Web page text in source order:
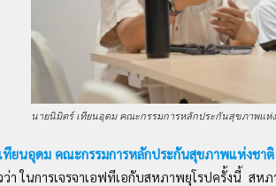
นายนิมิตร์ เทียนอุดม คณะกรรมการหลักประกันสุขภาพแห่
ทียนอุดม คณะกรรมการหลักประกันสุขภาพแห่งชา
ว่า ในการเจรจาเอฟทีเอกับสหภาพยุโรปครั้งนี้ สห